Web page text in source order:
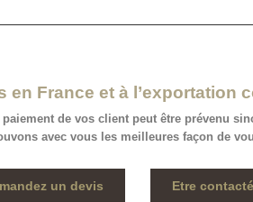
en France et à l’exportation
de vos client peut être prévenu
avec vous les meilleures façon de
un devis Etre contacté